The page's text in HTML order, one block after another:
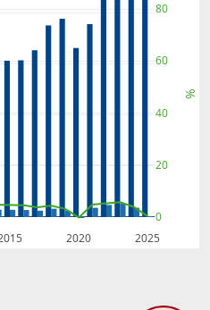
2020 2025
0
20
40
60
80
%